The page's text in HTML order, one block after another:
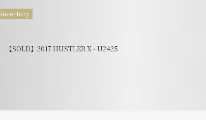
inventory
【SOLD】2017 HUSTLER X - U2425